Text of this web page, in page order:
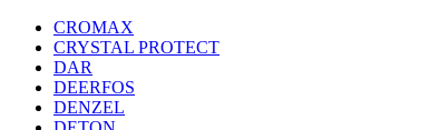
CROMAX
CRYSTAL PROTECT
DAR
DEERFOS
DENZEL